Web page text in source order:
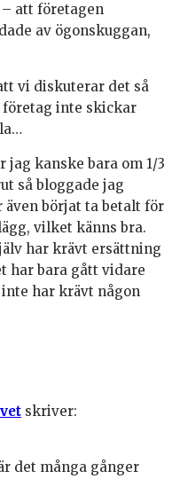
att företagen
av ögonskuggan,
vi diskuterar det så
inte skickar
jag kanske bara om 1/3
så bloggade jag
även börjat ta betalt för
vilket känns bra.
har krävt ersättning
har bara gått vidare
har krävt någon
skriver:
det många gånger